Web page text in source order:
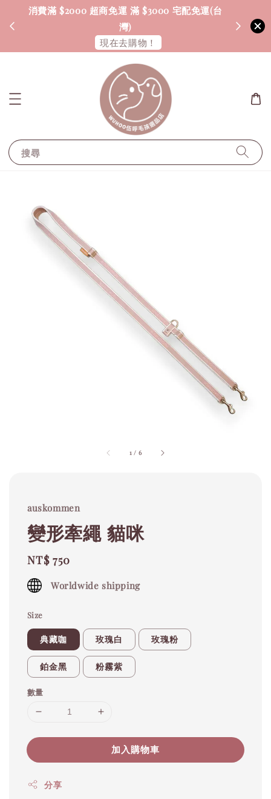
消費滿 $2000 超商免運 滿 $3000 宅配免運(台
灣)
現在去購物！
海外配
搜尋
1 / 6
auskommen
變形牽繩 貓咪
Regular
price
NT$ 750
Worldwide shipping
Size
典藏咖 玫瑰白 玫瑰粉
鉑金黑 粉霧紫
數量
加入購物車
分享